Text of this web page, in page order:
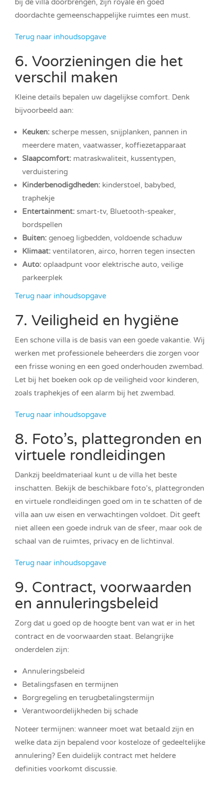
bij de villa doorbrengen, zijn royale en goed
doordachte gemeenschappelijke ruimtes een must.
Terug naar inhoudsopgave
6. Voorzieningen die het
verschil maken
Kleine details bepalen uw dagelijkse comfort. Denk
bijvoorbeeld aan:
Keuken: scherpe messen, snijplanken, pannen in
meerdere maten, vaatwasser, koffiezetapparaat
Slaapcomfort: matraskwaliteit, kussentypen,
verduistering
Kinderbenodigdheden: kinderstoel, babybed,
traphekje
Entertainment: smart-tv, Bluetooth-speaker,
bordspellen
Buiten: genoeg ligbedden, voldoende schaduw
Klimaat: ventilatoren, airco, horren tegen insecten
Auto: oplaadpunt voor elektrische auto, veilige
parkeerplek
Terug naar inhoudsopgave
7. Veiligheid en hygiëne
Een schone villa is de basis van een goede vakantie. Wij
werken met professionele beheerders die zorgen voor
een frisse woning en een goed onderhouden zwembad.
Let bij het boeken ook op de veiligheid voor kinderen,
zoals traphekjes of een alarm bij het zwembad.
Terug naar inhoudsopgave
8. Foto’s, plattegronden en
virtuele rondleidingen
Dankzij beeldmateriaal kunt u de villa het beste
inschatten. Bekijk de beschikbare foto’s, plattegronden
en virtuele rondleidingen goed om in te schatten of de
villa aan uw eisen en verwachtingen voldoet. Dit geeft
niet alleen een goede indruk van de sfeer, maar ook de
schaal van de ruimtes, privacy en de lichtinval.
Terug naar inhoudsopgave
9. Contract, voorwaarden
en annuleringsbeleid
Zorg dat u goed op de hoogte bent van wat er in het
contract en de voorwaarden staat. Belangrijke
onderdelen zijn:
Annuleringsbeleid
Betalingsfasen en termijnen
Borgregeling en terugbetalingstermijn
Verantwoordelijkheden bij schade
Noteer termijnen: wanneer moet wat betaald zijn en
welke data zijn bepalend voor kosteloze of gedeeltelijke
annulering? Een duidelijk contract met heldere
definities voorkomt discussie.